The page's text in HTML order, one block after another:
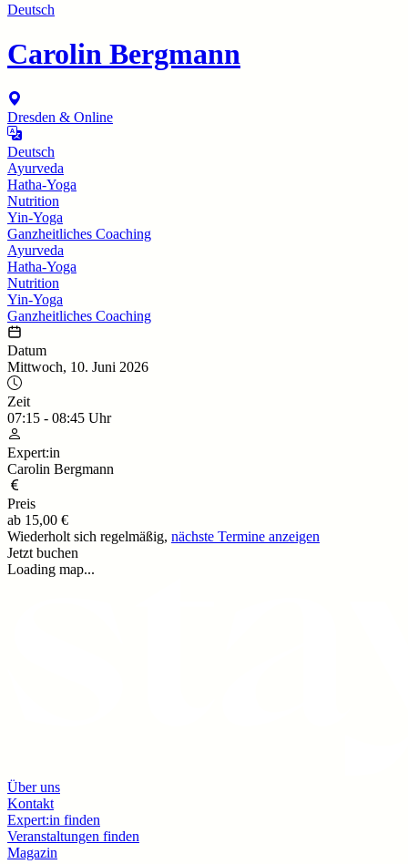
Deutsch
Carolin Bergmann
Dresden & Online
Deutsch
Ayurveda
Hatha-Yoga
Nutrition
Yin-Yoga
Ganzheitliches Coaching
Ayurveda
Hatha-Yoga
Nutrition
Yin-Yoga
Ganzheitliches Coaching
Datum
Mittwoch, 10. Juni 2026
Zeit
07:15 - 08:45 Uhr
Expert:in
Carolin Bergmann
Preis
ab 15,00 €
Wiederholt sich regelmäßig, nächste Termine anzeigen
Jetzt buchen
Loading map...
Über uns
Kontakt
Expert:in finden
Veranstaltungen finden
Magazin